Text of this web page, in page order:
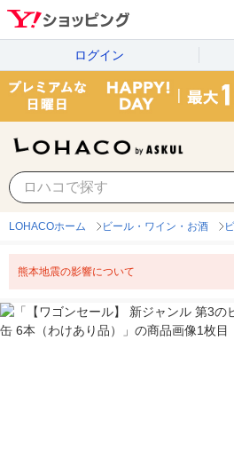
ログイン
LOHACOホーム ビール・ワイン・お酒
熊本地震の影響について